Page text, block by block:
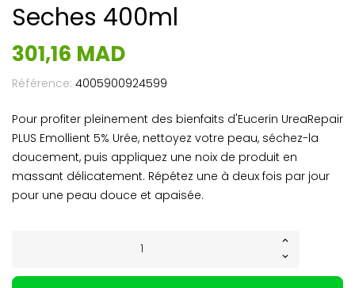
Seches 400ml
301,16 MAD
Référence: 4005900924599
Pour profiter pleinement des bienfaits d'Eucerin UreaRepair
PLUS Emollient 5% Urée, nettoyez votre peau, séchez-la
doucement, puis appliquez une noix de produit en
massant délicatement. Répétez une à deux fois par jour
pour une peau douce et apaisée.